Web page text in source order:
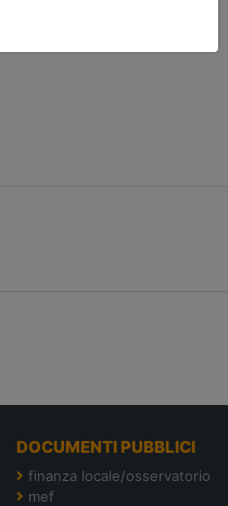
DOCUMENTI PUBBLICI
finanza locale/osservatorio
mef